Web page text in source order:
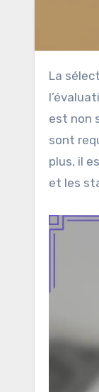
La sélection d’un entrepreneur à Paris implique des étapes cruciales, telles que la vérification des licences,
est non
sont
plus, il
et les